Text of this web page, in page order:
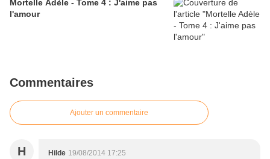
Mortelle Adèle - Tome 4 : J'aime pas
l'amour
Commentaires
Ajouter un commentaire
H Hilde 19/08/2014 17:25